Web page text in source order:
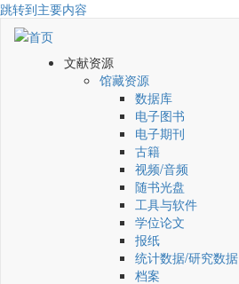
跳转到主要内容
文献资源
馆藏资源
数据库
电子图书
电子期刊
古籍
视频/音频
随书光盘
工具与软件
学位论文
报纸
统计数据/研究数据
档案